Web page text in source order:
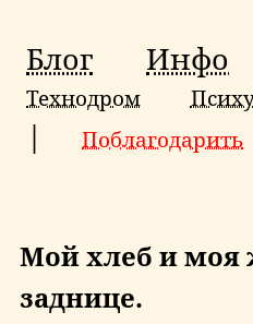
Блог Инфо
Технодром
| Поблагодарить
Мой хлеб и моя
заднице.